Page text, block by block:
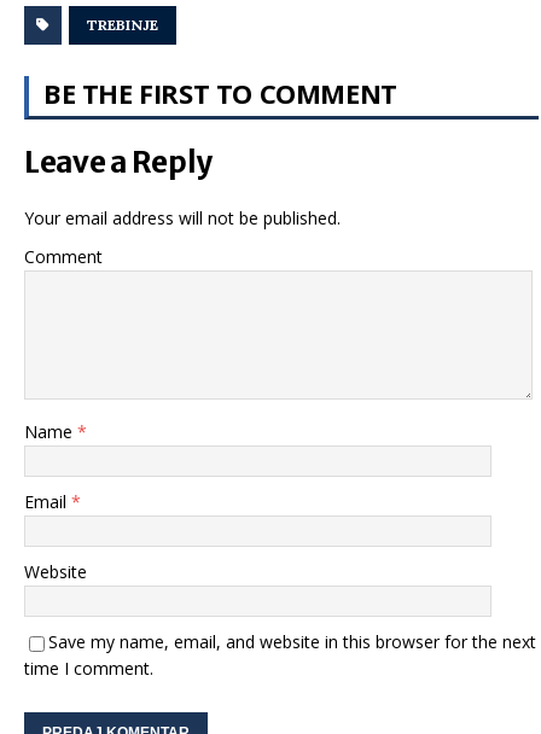
TREBINJE
BE THE FIRST TO COMMENT
Leave a Reply
Your email address will not be published.
Comment
Name *
Email *
Website
Save my name, email, and website in this browser for the next
time I comment.